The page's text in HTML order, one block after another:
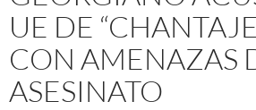
UE DE
CON AMENAZAS
ASESINATO